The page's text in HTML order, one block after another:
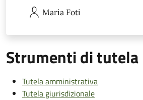
Maria Foti
Strumenti di tutela
Tutela amministrativa
Tutela giurisdizionale